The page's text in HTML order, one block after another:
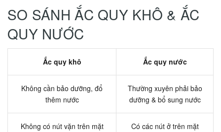
SO SÁNH ẮC QUY KHÔ & ẮC
QUY NƯỚC
Ắc quy khô Ắc quy nước
Không cần bảo dưỡng, đổ
thêm nước
Thường xuyên phải bảo
dưỡng & bổ sung nước
Không có nút vặn trên mặt
Có các nút ở trên mặt